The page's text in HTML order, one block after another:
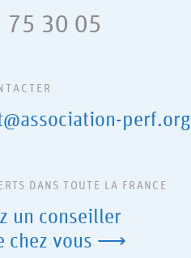
75 30 05
perf.org
DANS TOUTE LA FRANCE
un conseiller
chez vous ⟶